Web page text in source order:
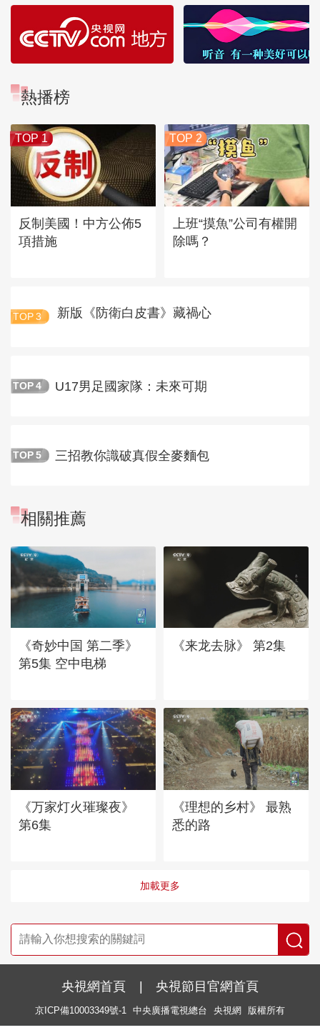
熱播榜
TOP 1
反制美國！中方公佈5
項措施
TOP 2
上班“摸魚”公司有權開
除嗎？
TOP 3 新版《防衛白皮書》藏禍心
TOP 4 U17男足國家隊：未來可期
TOP 5 三招教你識破真假全麥麵包
相關推薦
《奇妙中国 第二季》
第5集 空中电梯
《来龙去脉》 第2集
《万家灯火璀璨夜》
第6集
《理想的乡村》 最熟
悉的路
加載更多
央視網首頁 | 央視節目官網首頁
京ICP備10003349號-1 中央廣播電視總台 央視網 版權所有